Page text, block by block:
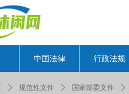
中国法律 行政法规
ꄲ 规范性文件 ꄲ 国家部委文件 ꄲ